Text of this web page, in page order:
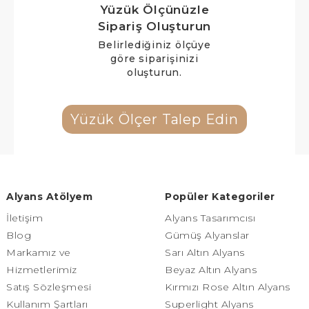
Yüzük Ölçünüzle
Sipariş Oluşturun
Belirlediğiniz ölçüye
göre siparişinizi
oluşturun.
Yüzük Ölçer Talep Edin
Alyans Atölyem
İletişim
Blog
Markamız ve
Hizmetlerimiz
Satış Sözleşmesi
Kullanım Şartları
Popüler Kategoriler
Alyans Tasarımcısı
Gümüş Alyanslar
Sarı Altın Alyans
Beyaz Altın Alyans
Kırmızı Rose Altın Alyans
Superlight Alyans